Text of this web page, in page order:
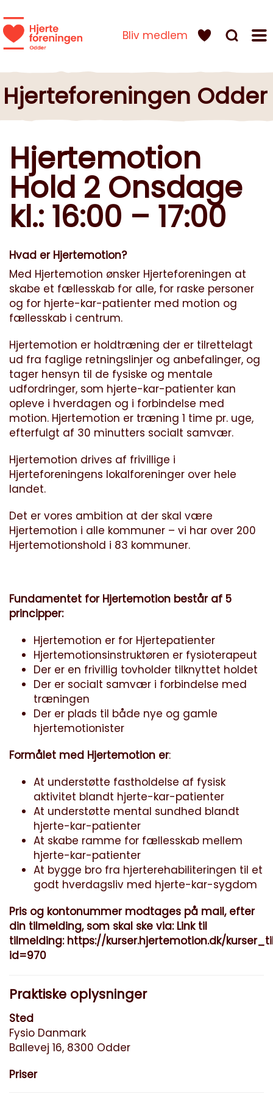
Bliv medlem
Hjerteforeningen Odder
Hjertemotion
Hold 2 Onsdage
kl.: 16:00 – 17:00
Hvad er Hjertemotion?
Med Hjertemotion ønsker Hjerteforeningen at
skabe et fællesskab for alle, for raske personer
og for hjerte-kar-patienter med motion og
fællesskab i centrum.
Hjertemotion er holdtræning der er tilrettelagt
ud fra faglige retningslinjer og anbefalinger, og
tager hensyn til de fysiske og mentale
udfordringer, som hjerte-kar-patienter kan
opleve i hverdagen og i forbindelse med
motion. Hjertemotion er træning 1 time pr. uge,
efterfulgt af 30 minutters socialt samvær.
Hjertemotion drives af frivillige i
Hjerteforeningens lokalforeninger over hele
landet.
Det er vores ambition at der skal være
Hjertemotion i alle kommuner – vi har over 200
Hjertemotionshold i 83 kommuner.
Fundamentet for Hjertemotion består af 5
principper:
Hjertemotion er for Hjertepatienter
Hjertemotionsinstruktøren er fysioterapeut
Der er en frivillig tovholder tilknyttet holdet
Der er socialt samvær i forbindelse med
træningen
Der er plads til både nye og gamle
hjertemotionister
Formålet med Hjertemotion er:
At understøtte fastholdelse af fysisk
aktivitet blandt hjerte-kar-patienter
At understøtte mental sundhed blandt
hjerte-kar-patienter
At skabe ramme for fællesskab mellem
hjerte-kar-patienter
At bygge bro fra hjerterehabiliteringen til et
godt hverdagsliv med hjerte-kar-sygdom
Pris og kontonummer modtages på mail, efter
din tilmelding, som skal ske via: Link til
tilmelding: https://kurser.hjertemotion.dk/
id=970
Praktiske oplysninger
Sted
Fysio Danmark
Ballevej 16, 8300 Odder
Priser